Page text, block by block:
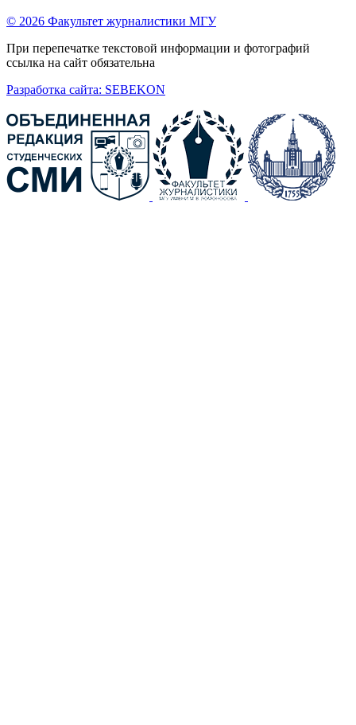
© 2026 Факультет журналистики МГУ
При перепечатке текстовой информации и фотографий
ссылка на сайт обязательна
Разработка сайта: SEBEKON